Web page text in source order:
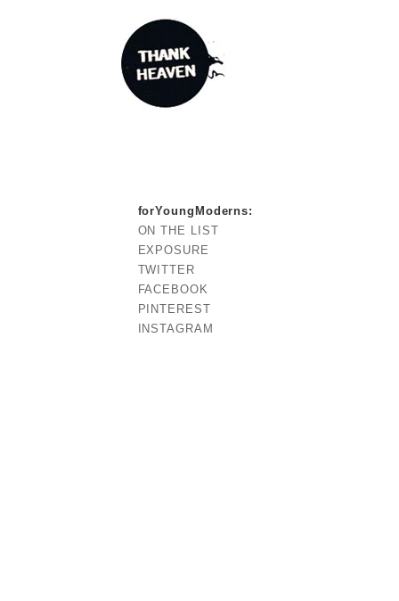
forYoungModerns:
ON THE LIST
EXPOSURE
TWITTER
FACEBOOK
PINTEREST
INSTAGRAM